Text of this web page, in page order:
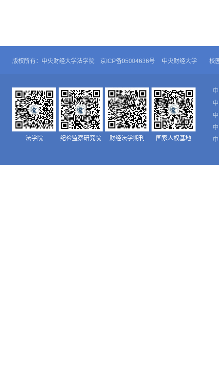
版权所有：中央财经大学法学院 京ICP备05004636号 中央财经大学 校
法学院 纪检监察研究院 财经法学期刊 国家人权基地